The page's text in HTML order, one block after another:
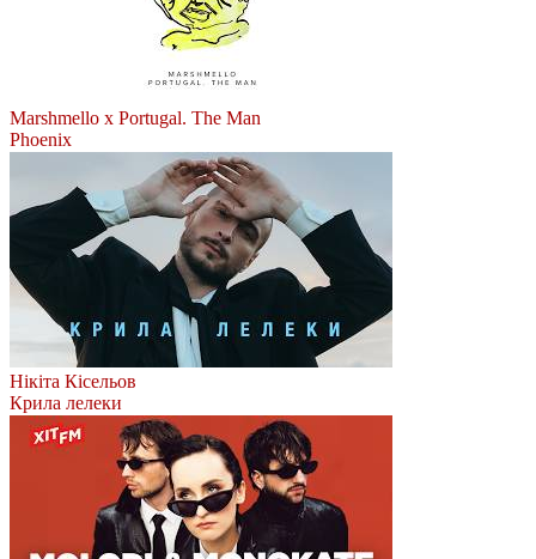
Marshmello x Portugal. The Man
Phoenix
Нікіта Кісельов
Крила лелеки